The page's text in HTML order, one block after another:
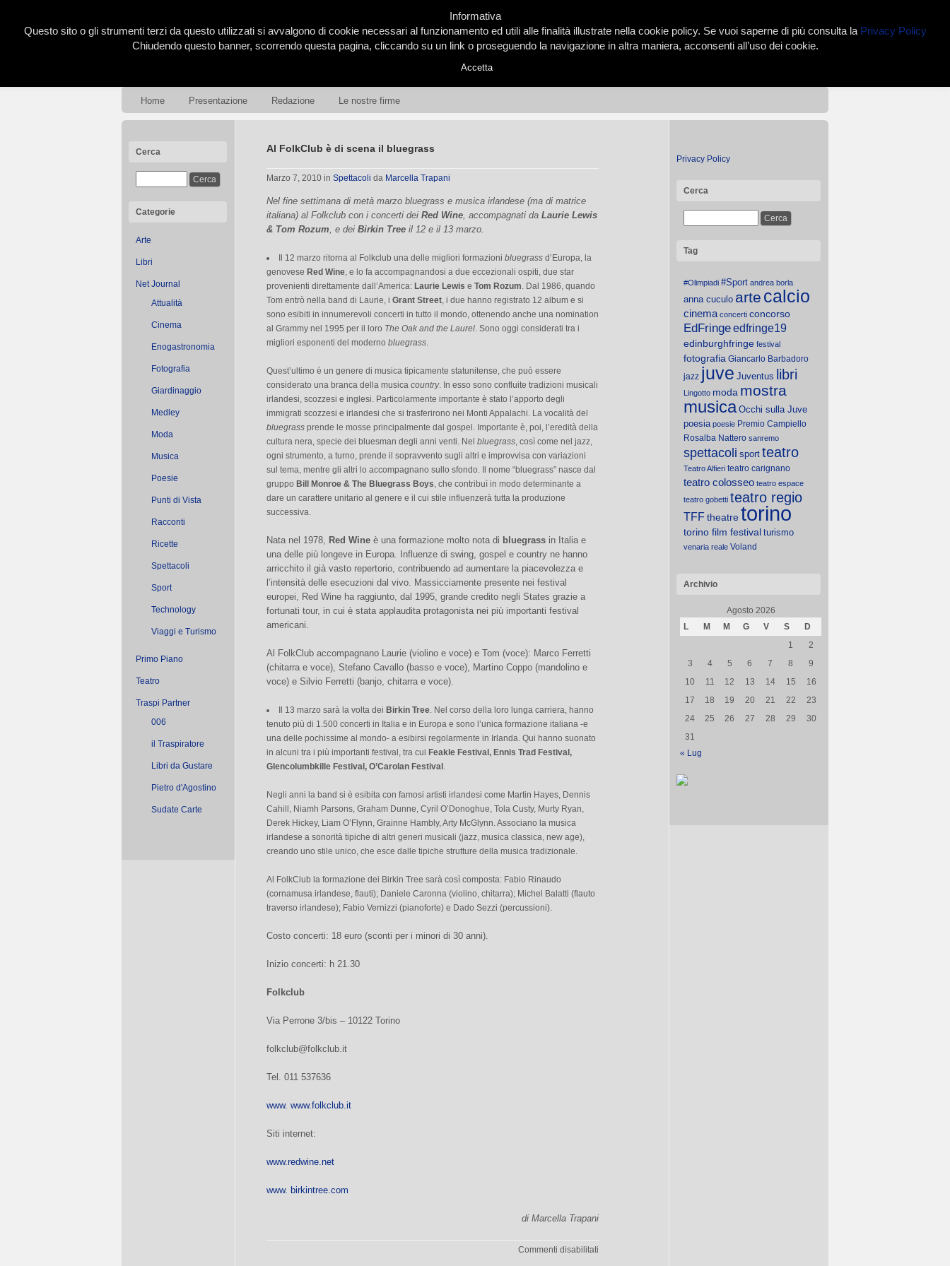
Home Presentazione Redazione Le nostre firme
Cerca
Categorie
Arte
Libri
Net Journal
Attualità
Cinema
Enogastronomia
Fotografia
Giardinaggio
Medley
Moda
Musica
Poesie
Punti di Vista
Racconti
Ricette
Spettacoli
Sport
Technology
Viaggi e Turismo
Primo Piano
Teatro
Traspi Partner
006
il Traspiratore
Libri da Gustare
Pietro d'Agostino
Sudate Carte
Al FolkClub è di scena il bluegrass
Marzo 7, 2010 in Spettacoli da Marcella Trapani
Nel fine settimana di metà marzo bluegrass e musica irlandese (ma di matrice
italiana) al Folkclub con i concerti dei Red Wine, accompagnati da Laurie Lewis
& Tom Rozum, e dei Birkin Tree il 12 e il 13 marzo.
Il 12 marzo ritorna al Folkclub una delle migliori formazioni bluegrass d’Europa, la
genovese Red Wine, e lo fa accompagnandosi a due eccezionali ospiti, due star
provenienti direttamente dall’America: Laurie Lewis e Tom Rozum. Dal 1986, quando
Tom entrò nella band di Laurie, i Grant Street, i due hanno registrato 12 album e si
sono esibiti in innumerevoli concerti in tutto il mondo, ottenendo anche una nomination
al Grammy nel 1995 per il loro The Oak and the Laurel. Sono oggi considerati tra i
migliori esponenti del moderno bluegrass.
Quest’ultimo è un genere di musica tipicamente statunitense, che può essere
considerato una branca della musica country. In esso sono confluite tradizioni musicali
irlandesi, scozzesi e inglesi. Particolarmente importante è stato l’apporto degli
immigrati scozzesi e irlandesi che si trasferirono nei Monti Appalachi. La vocalità del
bluegrass prende le mosse principalmente dal gospel. Importante è, poi, l’eredità della
cultura nera, specie dei bluesman degli anni venti. Nel bluegrass, così come nel jazz,
ogni strumento, a turno, prende il sopravvento sugli altri e improvvisa con variazioni
sul tema, mentre gli altri lo accompagnano sullo sfondo. Il nome “bluegrass” nasce dal
gruppo Bill Monroe & The Bluegrass Boys, che contribuì in modo determinante a
dare un carattere unitario al genere e il cui stile influenzerà tutta la produzione
successiva.
Nata nel 1978, Red Wine è una formazione molto nota di bluegrass in Italia e
una delle più longeve in Europa. Influenze di swing, gospel e country ne hanno
arricchito il già vasto repertorio, contribuendo ad aumentare la piacevolezza e
l’intensità delle esecuzioni dal vivo. Massicciamente presente nei festival
europei, Red Wine ha raggiunto, dal 1995, grande credito negli States grazie a
fortunati tour, in cui è stata applaudita protagonista nei più importanti festival
americani.
Al FolkClub accompagnano Laurie (violino e voce) e Tom (voce): Marco Ferretti
(chitarra e voce), Stefano Cavallo (basso e voce), Martino Coppo (mandolino e
voce) e Silvio Ferretti (banjo, chitarra e voce).
Il 13 marzo sarà la volta dei Birkin Tree. Nel corso della loro lunga carriera, hanno
tenuto più di 1.500 concerti in Italia e in Europa e sono l’unica formazione italiana -e
una delle pochissime al mondo- a esibirsi regolarmente in Irlanda. Qui hanno suonato
in alcuni tra i più importanti festival, tra cui Feakle Festival, Ennis Trad Festival,
Glencolumbkille Festival, O’Carolan Festival .
Negli anni la band si è esibita con famosi artisti irlandesi come Martin Hayes, Dennis
Cahill, Niamh Parsons, Graham Dunne, Cyril O’Donoghue, Tola Custy, Murty Ryan,
Derek Hickey, Liam O’Flynn, Grainne Hambly, Arty McGlynn. Associano la musica
irlandese a sonorità tipiche di altri generi musicali (jazz, musica classica, new age),
creando uno stile unico, che esce dalle tipiche strutture della musica tradizionale.
Al FolkClub la formazione dei Birkin Tree sarà così composta: Fabio Rinaudo
(cornamusa irlandese, flauti); Daniele Caronna (violino, chitarra); Michel Balatti (flauto
traverso irlandese); Fabio Vernizzi (pianoforte) e Dado Sezzi (percussioni).
Costo concerti: 18 euro (sconti per i minori di 30 anni).
Inizio concerti: h 21.30
Folkclub
Via Perrone 3/bis – 10122 Torino
folkclub@folkclub.it
Tel. 011 537636
www. www.folkclub.it
Siti internet:
www.redwine.net
www. birkintree.com
di Marcella Trapani
Commenti disabilitati
Privacy Policy
Cerca
Tag
#Olimpiadi #Sport andrea borla
anna cuculo arte calcio
cinema concerti concorso
EdFringeedfringe19
edinburghfringe festival
fotografia Giancarlo Barbadoro
jazz juve Juventus libri
Lingotto moda mostra
musica Occhi sulla Juve
poesia poesie Premio Campiello
Rosalba Nattero sanremo
spettacoli sport teatro
Teatro Alfieri teatro carignano
teatro colosseo teatro espace
teatro gobetti teatro regio
TFFtheatretorino
torino film festival turismo
venaria reale Voland
Archivio
Agosto 2026
L
M M G V S
D
1
2
3
4 5 6 7 8
9
10
11 12 13 14 15
16
17
18 19 20 21 22
23
24
25 26 27 28 29
30
31
« Lug
Informativa
Questo sito o gli strumenti terzi da questo utilizzati si avvalgono di cookie necessari al funzionamento ed utili alle finalità illustrate nella cookie policy. Se vuoi saperne di più consulta la Privacy Policy
Chiudendo questo banner, scorrendo questa pagina, cliccando su un link o proseguendo la navigazione in altra maniera, acconsenti all’uso dei cookie.
Accetta